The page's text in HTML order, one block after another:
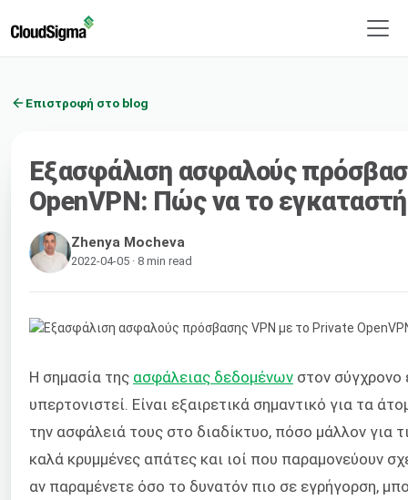
Επιστροφή στο blog
Εξασφάλιση ασφαλούς
OpenVPN: Πώς να το
Zhenya Mocheva
2022-04-05 · 8 min read
Η σημασία της ασφάλειας δεδομένων στον σύγχρονο
υπερτονιστεί. Είναι εξαιρετικά σημαντικό για τα
την ασφάλειά τους στο διαδίκτυο, πόσο μάλλον για
καλά κρυμμένες απάτες και ιοί που παραμονεύουν
αν παραμένετε όσο το δυνατόν πιο σε εγρήγορση,